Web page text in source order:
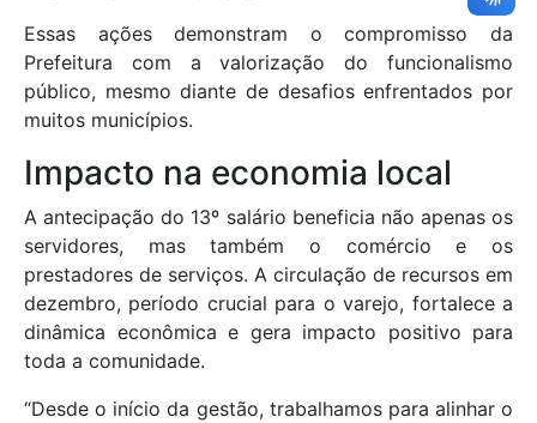
Essas ações demonstram o compromisso da
Prefeitura com a valorização do funcionalismo
público, mesmo diante de desafios enfrentados por
muitos municípios.
Impacto na economia local
A antecipação do 13º salário beneficia não apenas os
servidores, mas também o comércio e os
prestadores de serviços. A circulação de recursos em
dezembro, período crucial para o varejo, fortalece a
dinâmica econômica e gera impacto positivo para
toda a comunidade.
“Desde o início da gestão, trabalhamos para alinhar o